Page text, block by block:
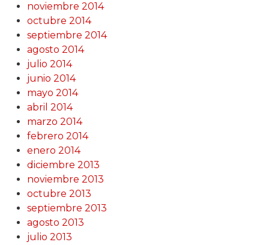
noviembre 2014
octubre 2014
septiembre 2014
agosto 2014
julio 2014
junio 2014
mayo 2014
abril 2014
marzo 2014
febrero 2014
enero 2014
diciembre 2013
noviembre 2013
octubre 2013
septiembre 2013
agosto 2013
julio 2013